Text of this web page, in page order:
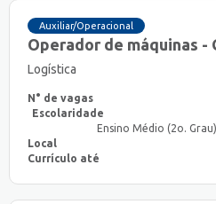
Auxiliar/Operacional
Operador de máquinas -
Logística
N° de vagas
Escolaridade
Ensino Médio (2o.
Local
Currículo até